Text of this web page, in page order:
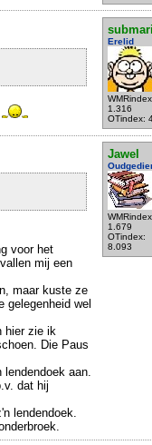
Erelid
1.316
OTindex:
Jawel
1.679
OTindex:
8.093
voor het
mij een
maar kuste ze
gelegenheid wel
hier zie ik
Die Paus
aan.
dat hij
lendendoek.